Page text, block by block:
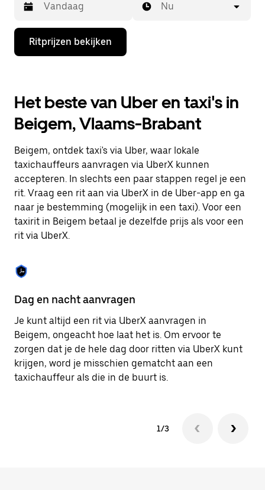
Druk
de
de
agenda
te
openen
een
datum
selecteren.
Druk
op
Escape
om
de
sluiten.
Nu
Ritprijzen bekijken
Het beste van Uber en taxi's in
Beigem, Vlaams-Brabant
Beigem, ontdek taxi's via Uber, waar lokale
taxichauffeurs aanvragen via UberX kunnen
accepteren. In slechts een paar stappen regel je een
rit. Vraag een rit aan via UberX in de Uber-app en ga
naar je bestemming (mogelijk in een taxi). Voor een
taxirit in Beigem betaal je dezelfde prijs als voor een
rit via UberX.
Dag en nacht aanvragen
Je kunt altijd een rit via UberX aanvragen in
Beigem, ongeacht hoe laat het is. Om ervoor te
zorgen dat je de hele dag door ritten via UberX kunt
krijgen, word je misschien gematcht aan een
taxichauffeur als die in de buurt is.
1/3